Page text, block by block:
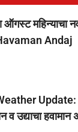
महिन्याचा
Andaj
Update:
उद्याचा हवामान